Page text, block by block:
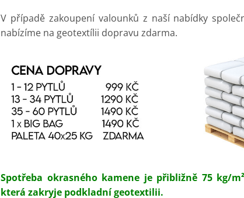
V případě zakoupení valounků z naší nabídky
nabízíme na geotextílii dopravu zdarma.
Spotřeba okrasného kamene je přibližně 75 kg/
která zakryje podkladní geotextilii.